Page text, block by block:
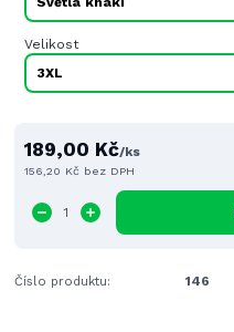
Velikost
189,00 Kč/ks
156,20 Kč bez DPH
Číslo produktu: 146